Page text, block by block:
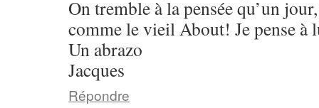
On tremble à la pensée qu’un
comme le vieil About! Je pense à
Un abrazo
Jacques
Répondre